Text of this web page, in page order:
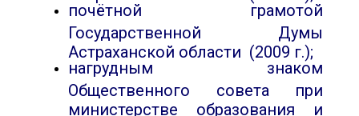
почётной грамотой
Государственной Думы
Астраханской области (2009 г.);
нагрудным знаком
Общественного совета при
министерстве образования и